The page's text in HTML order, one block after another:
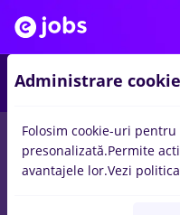
locuri de munca
pentruEntry-Level (< 2 ani)
/ Sanatate
Administrare
Folosim cookie-uri
presonalizată.Permite
avantajele lor.Vezi